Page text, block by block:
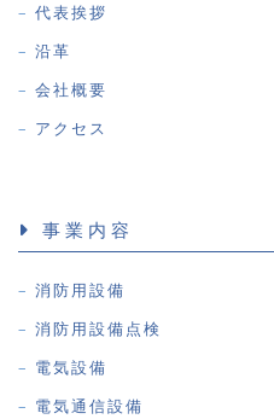
代表挨拶
沿革
会社概要
アクセス
事業内容
消防用設備
消防用設備点検
電気設備
電気通信設備